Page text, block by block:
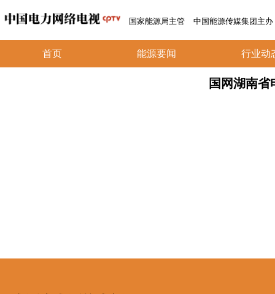
国家能源局主管 中国能源传媒集团主办
首页 能源要闻 行业动
国网湖南